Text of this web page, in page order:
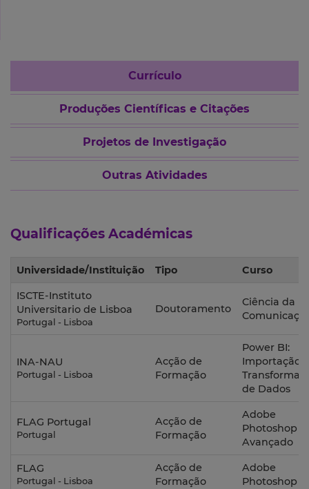
Currículo
Produções Científicas e Citações
Projetos de Investigação
Outras Atividades
Qualificações Académicas
Universidade/Instituição Tipo Curso
ISCTE-Instituto
Universitario de Lisboa
Portugal - Lisboa
Doutoramento
Ciência da
INA-NAU
Portugal - Lisboa
Acção de
Formação
Power BI:
Importação e
de Dados
FLAG Portugal
Portugal
Acção de
Formação
Adobe
Photoshop
Avançado
FLAG
Portugal - Lisboa
Acção de
Formação
Adobe
Photoshop